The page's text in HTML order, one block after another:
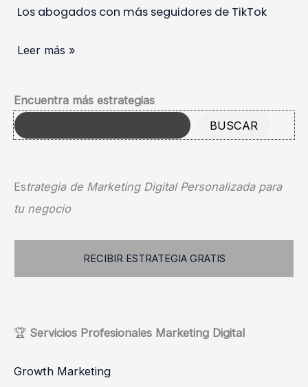
Los abogados con más seguidores de TikTok
Leer más »
Encuentra más estrategias
BUSCAR
Estrategia de Marketing Digital Personalizada para
tu negocio
RECIBIR ESTRATEGIA GRATIS
🏆 Servicios Profesionales Marketing Digital
Growth Marketing